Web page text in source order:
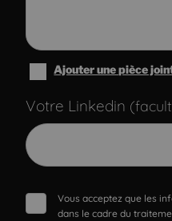
Ajouter une pièce
Votre Linkedin
Vous acceptez que les
dans le cadre du